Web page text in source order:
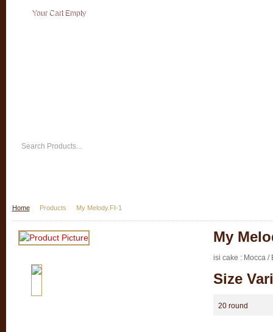
Your Cart Empty
Home Products My Melody.FI-1
My
isi cake : Mocca /
Size
20 round